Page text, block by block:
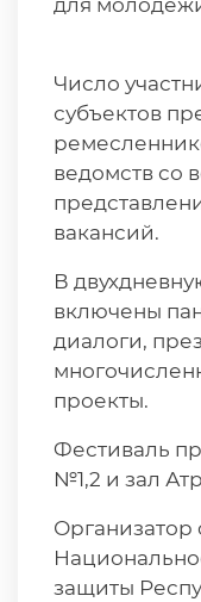
для
Число
субъектов
ведомств со
вакансий.
В
включены
диалоги,
проекты.
Фестиваль
№1,2 и зал
Организатор
защиты